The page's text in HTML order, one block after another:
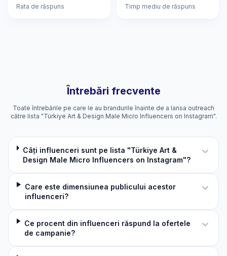
Rata de răspuns Timp mediu de răspuns
Întrebări frecvente
Toate întrebările pe care le au brandurile înainte de a lansa outreach
către lista "Türkiye Art & Design Male Micro Influencers on Instagram".
Câți influenceri sunt pe lista "Türkiye Art &
Design Male Micro Influencers on Instagram"?
Care este dimensiunea publicului acestor
influenceri?
Ce procent din influenceri răspund la ofertele
de campanie?